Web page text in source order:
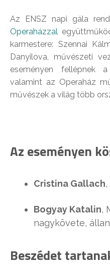
Az ENSZ napi gála
Operaházzal
karmestere: Szennai
Danyilova, művészeti
eseményen fellépnek
valamint az Operaház
művészek a világ több
Az eseményen
Cristina Gallach
Bogyay Katalin,
nagykövete,
Beszédet